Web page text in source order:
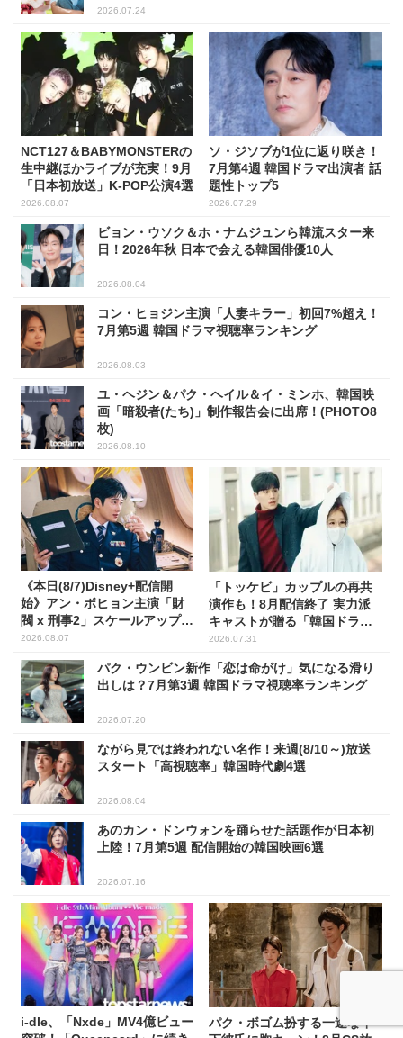
2026.07.24
NCT127＆BABYMONSTERの
生中継ほかライブが充実！9月
「日本初放送」K-POP公演4選
2026.08.07
ソ・ジソブが1位に返り咲き！
7月第4週 韓国ドラマ出演者 話
題性トップ5
2026.07.29
ビョン・ウソク＆ホ・ナムジュンら韓流スター来
日！2026年秋 日本で会える韓国俳優10人
2026.08.04
コン・ヒョジン主演「人妻キラー」初回7%超え！
7月第5週 韓国ドラマ視聴率ランキング
2026.08.03
ユ・ヘジン＆パク・ヘイル＆イ・ミンホ、韓国映
画「暗殺者(たち)」制作報告会に出席！(PHOTO8
枚)
2026.08.10
《本日(8/7)Disney+配信開
始》アン・ボヒョン主演「財
閥 x 刑事2」スケールアップし
たFLEX捜査に注目
2026.08.07
「トッケビ」カップルの再共
演作も！8月配信終了 実力派
キャストが贈る「韓国ドラ
マ」5選
2026.07.31
パク・ウンビン新作「恋は命がけ」気になる滑り
出しは？7月第3週 韓国ドラマ視聴率ランキング
2026.07.20
ながら見では終われない名作！来週(8/10～)放送
スタート「高視聴率」韓国時代劇4選
2026.08.04
あのカン・ドンウォンを踊らせた話題作が日本初
上陸！7月第5週 配信開始の韓国映画6選
2026.07.16
i-dle、「Nxde」MV4億ビュー
パク・ボゴム扮する一途な年